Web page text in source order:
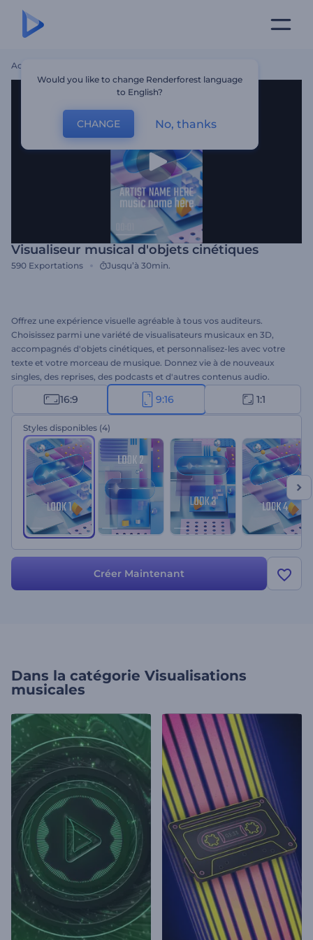
Accueil
Visualiseur musical d'objets cinétiques
590 Exportations Jusqu’à 30min.
Offrez une expérience visuelle agréable à tous vos auditeurs.
Choisissez parmi une variété de visualisateurs musicaux en 3D,
accompagnés d'objets cinétiques, et personnalisez-les avec votre
texte et votre morceau de musique. Donnez vie à de nouveaux
singles, des reprises, des podcasts et d'autres contenus audio.
Créez par vous-même !
16:9 9:16 1:1
Styles disponibles (4)
Créer Maintenant
Dans la catégorie Visualisations
musicales
Would you like to change Renderforest language
to English?
CHANGE No, thanks